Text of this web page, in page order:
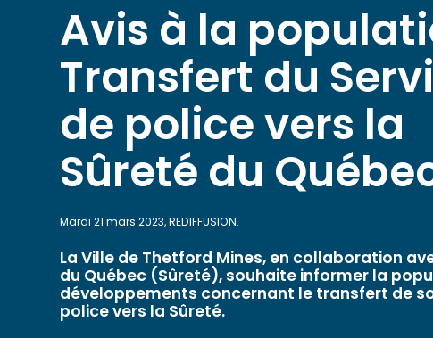
Avis à la
Transfert du
de police vers la
Sûreté du
Mardi 21 mars 2023, REDIFFUSION.
La Ville de Thetford Mines, en collaboration
du Québec (Sûreté), souhaite informer la
développements concernant le transfert de
police vers la Sûreté.